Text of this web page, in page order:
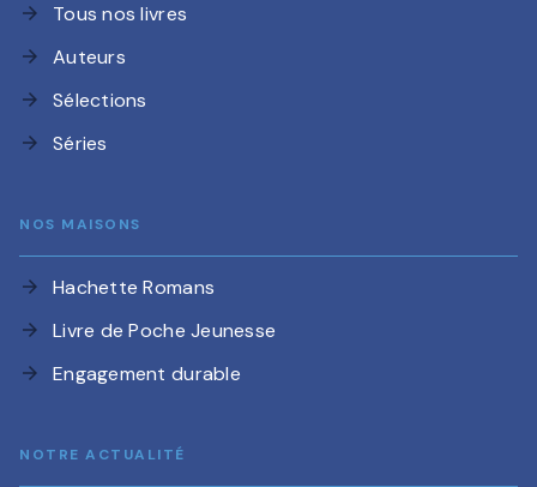
arrow_forward Tous nos livres
arrow_forward Auteurs
arrow_forward Sélections
arrow_forward Séries
NOS MAISONS
arrow_forward Hachette Romans
arrow_forward Livre de Poche Jeunesse
arrow_forward Engagement durable
NOTRE ACTUALITÉ